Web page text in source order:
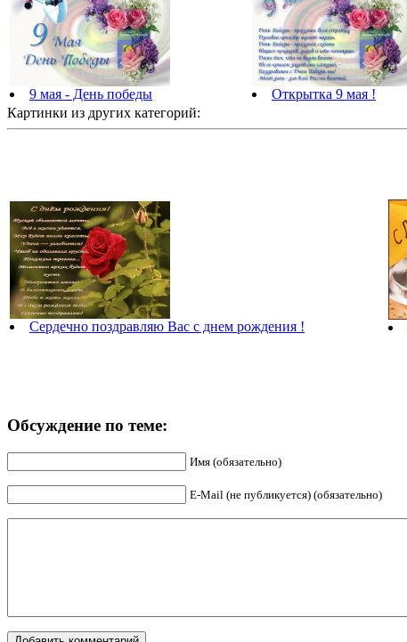
9 мая - День победы Открытка 9 мая !
Картинки из других категорий:
Сердечно поздравляю Вас с днем рождения !
Обсуждение по теме:
Имя (обязательно)
E-Mail (не публикуется) (обязательно)